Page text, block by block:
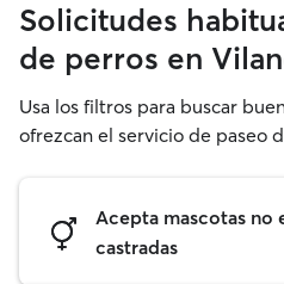
Solicitudes
de perros en
Usa los filtros para buscar
ofrezcan el servicio de paseo
Acepta mascotas no
castradas